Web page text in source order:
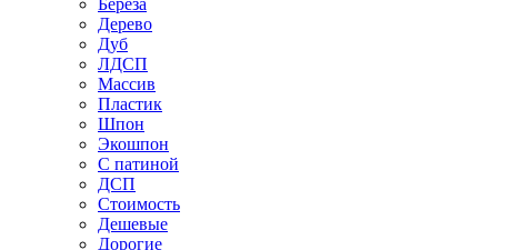
Дерево
Дуб
ЛДСП
Массив
Пластик
Шпон
Экошпон
С патиной
ДСП
Стоимость
Дешевые
Дорогие